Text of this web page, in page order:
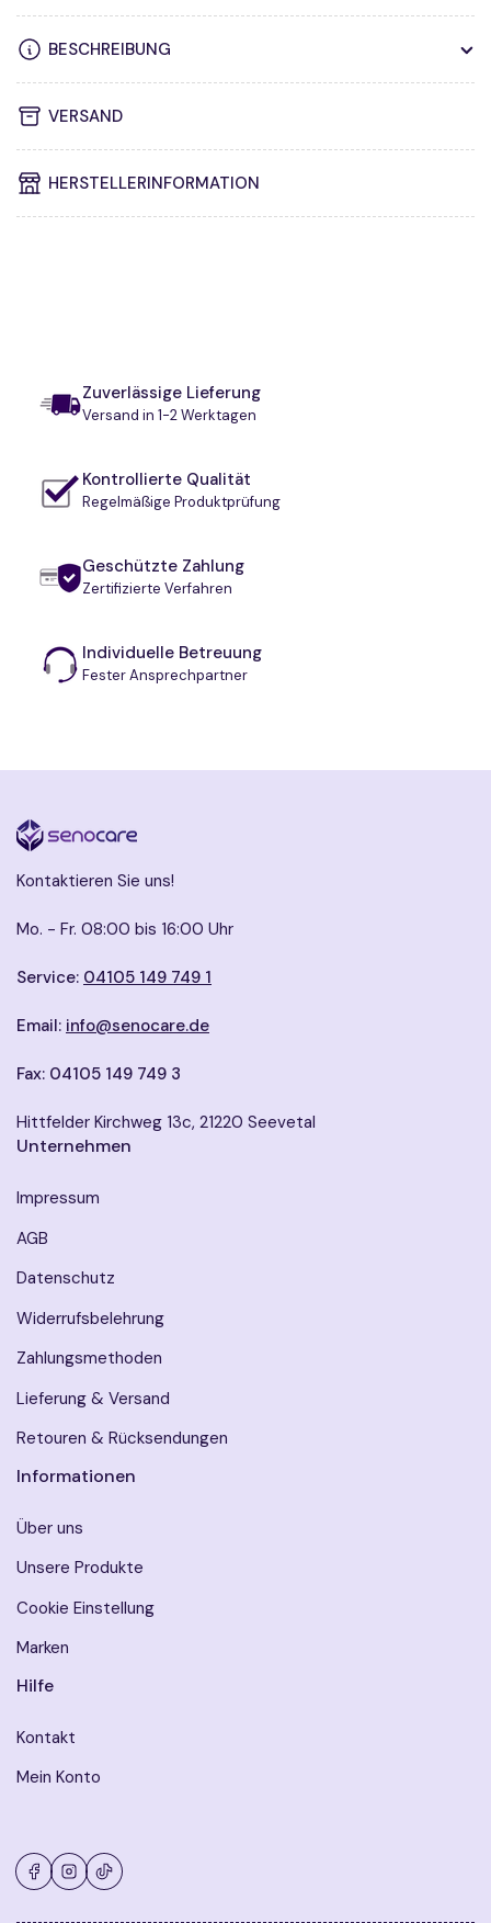
BESCHREIBUNG
VERSAND
HERSTELLERINFORMATION
Zuverlässige Lieferung
Versand in 1-2 Werktagen
Kontrollierte Qualität
Regelmäßige Produktprüfung
Geschützte Zahlung
Zertifizierte Verfahren
Individuelle Betreuung
Fester Ansprechpartner
Kontaktieren Sie uns!
Mo. - Fr. 08:00 bis 16:00 Uhr
Service: 04105 149 749 1
Email: info@senocare.de
Fax: 04105 149 749 3
Hittfelder Kirchweg 13c, 21220 Seevetal
Unternehmen
Impressum
AGB
Datenschutz
Widerrufsbelehrung
Zahlungsmethoden
Lieferung & Versand
Retouren & Rücksendungen
Informationen
Über uns
Unsere Produkte
Cookie Einstellung
Marken
Hilfe
Kontakt
Mein Konto
Facebook
Instagram
TikTok